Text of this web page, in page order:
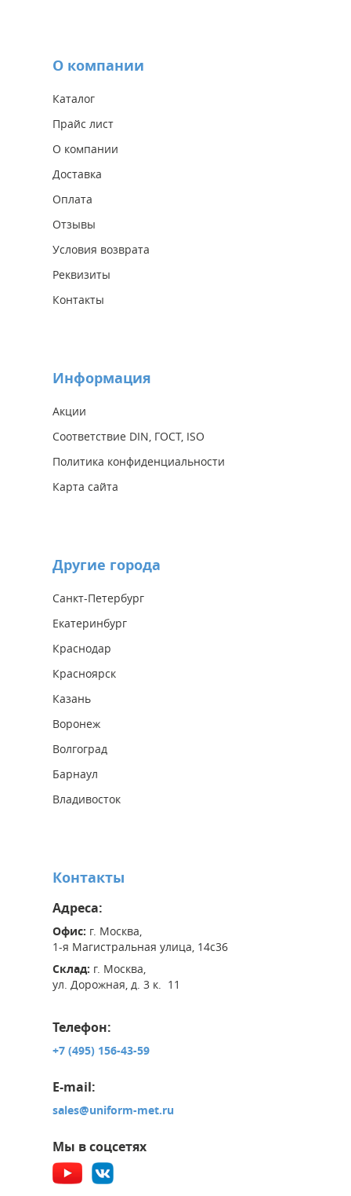
О компании
Каталог
Прайс лист
О компании
Доставка
Оплата
Отзывы
Условия возврата
Реквизиты
Контакты
Информация
Акции
Соответствие DIN, ГОСТ, ISO
Политика конфиденциальности
Карта сайта
Другие города
Санкт-Петербург
Екатеринбург
Краснодар
Красноярск
Казань
Воронеж
Волгоград
Барнаул
Владивосток
Контакты
Адреса:
Офис: г. Москва,
1-я Магистральная улица, 14с36
Склад: г. Москва,
ул. Дорожная, д. 3 к. 11
Телефон:
+7 (495) 156-43-59
E-mail:
sales@uniform-met.ru
Мы в соцсетях